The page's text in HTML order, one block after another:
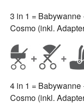
3 in 1 =
Cosmo (inkl.
4 in 1 =
Cosmo (inkl.